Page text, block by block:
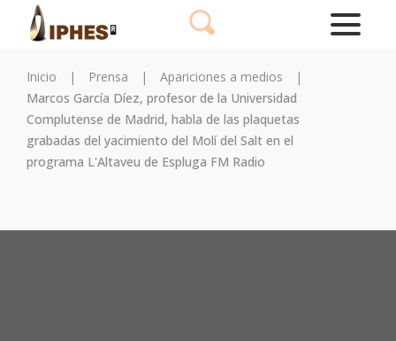
Inicio | Prensa | Apariciones a medios
|
Marcos García Díez, profesor de la Universidad
Complutense de Madrid, habla de las plaquetas
grabadas del yacimiento del Molí del Salt en el
programa L'Altaveu de Espluga FM Radio